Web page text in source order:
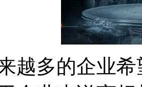
越多的企业